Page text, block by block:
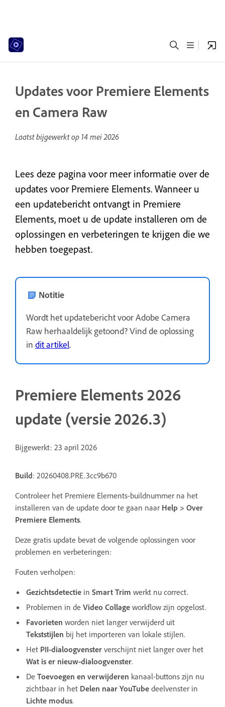
Updates voor Premiere Elements
en Camera Raw
Laatst bijgewerkt op 14 mei 2026
Lees deze pagina voor meer informatie over de
updates voor Premiere Elements. Wanneer u
een updatebericht ontvangt in Premiere
Elements, moet u de update installeren om de
oplossingen en verbeteringen te krijgen die we
hebben toegepast.
Notitie
Wordt het updatebericht voor Adobe Camera
Raw herhaaldelijk getoond? Vind de oplossing
in dit artikel.
Premiere Elements 2026
update (versie 2026.3)
Bijgewerkt: 23 april 2026
Build: 20260408.PRE.3cc9b670
Controleer het Premiere Elements-buildnummer na het
installeren van de update door te gaan naar Help > Over
Premiere Elements.
Deze gratis update bevat de volgende oplossingen voor
problemen en verbeteringen:
Fouten verholpen:
Gezichtsdetectie in Smart Trim werkt nu correct.
Problemen in de Video Collage workflow zijn opgelost.
Favorieten worden niet langer verwijderd uit
Tekststijlen bij het importeren van lokale stijlen.
Het PII-dialoogvenster verschijnt niet langer over het
Wat is er nieuw-dialoogvenster.
De Toevoegen en verwijderen kanaal-buttons zijn nu
zichtbaar in het Delen naar YouTube deelvenster in
Lichte modus.